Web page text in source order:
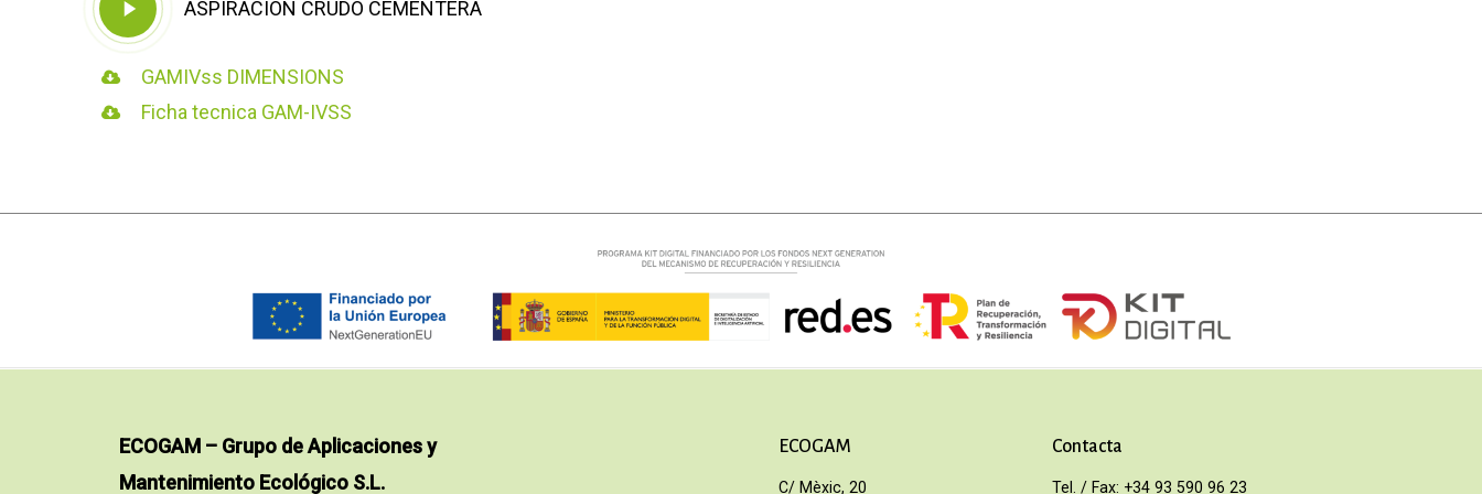
Video
ASPIRACION CRUDO CEMENTERA
GAMIVss DIMENSIONS
Ficha tecnica GAM-IVSS
ECOGAM – Grupo de Aplicaciones y
Mantenimiento Ecológico S.L.
ECOGAM
C/ Mèxic, 20
Contacta
Tel. / Fax: +34 93 590 96 23